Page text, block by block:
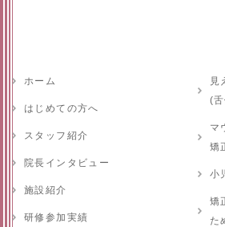
ホーム
はじめての方へ
スタッフ紹介
院長インタビュー
施設紹介
研修参加実績
見
(
マ
矯
小
矯
た